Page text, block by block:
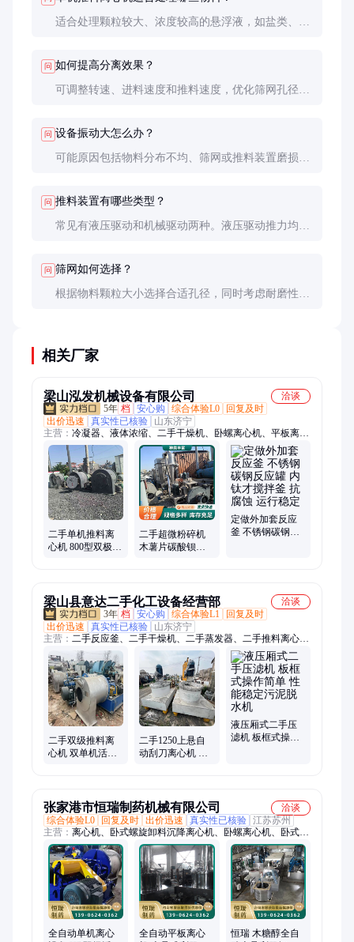
适合处理颗粒较大、浓度较高的悬浮液，如盐类、淀
问 如何提高分离效果？
可调整转速、进料速度和推料速度，优化筛网孔径。
问 设备振动大怎么办？
可能原因包括物料分布不均、筛网或推料装置磨损、
问 推料装置有哪些类型？
常见有液压驱动和机械驱动两种。液压驱动推力均匀
问 筛网如何选择？
根据物料颗粒大小选择合适孔径，同时考虑耐磨性和
相关厂家
梁山泓发机械设备有限公司
洽谈
5年 档 安心购 综合体验L0
回复及时
出价迅速
真实性已核验
山东济宁
主营： 冷凝器、液体浓缩、二手干燥机、卧螺离心机、平板离心
机、碟片离心机、二手离心机、二维混合机、电加热烘箱、二手
蒸发器、二手烘干机、不锈钢储罐、二手搅拌罐、液体存储罐、
滚筒烘干机、热风循环烘箱、实验室反应釜、电动板框隔膜、不
锈钢反应釜、双螺杆混合机、二手闪蒸干燥机、二手生物发酵罐
二手单机推料离
心机 800型双极三
二手超微粉碎机
木薯片碳酸钡破
定做外加套反应
釜 不锈钢碳钢反
梁山县意达二手化工设备经营部
洽谈
3年 档 安心购 综合体验L1
回复及时
出价迅速
真实性已核验
山东济宁
主营： 二手反应釜、二手干燥机、二手蒸发器、二手推料离心
机、二手压滤机、二手冷凝器、二手制药设备、二手食品设备
二手双级推料离
心机 双单机活塞
二手1250上悬自
动刮刀离心机 衬
液压厢式二手压
滤机 板框式操作
张家港市恒瑞制药机械有限公司
洽谈
综合体验L0
回复及时 出价迅速 真实性已核验 江苏苏州
主营： 离心机、卧式螺旋卸料沉降离心机、卧螺离心机、卧式螺
旋过滤离心机、平板离心机、刮刀离心机、304不锈钢离心机、
316L不锈钢离心机、衬哈拉离心机、钛材离心机、1000离心机、
1600离心机、人工离心机、大翻盖离心机、充氮离心机、制药离
心机、防爆离心机、吊袋离心机、XJZ葡萄糖离心机、拉袋离心
机、过滤离心机、LLW离心机、糖醇离心机、离心式糖料脱液
机、离心式糖浆净化器
全自动单机离心
全自动平板离心
恒瑞 木糖醇全自